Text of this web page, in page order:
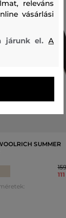
SUMMER
releváns
vásárlási
járunk el.A